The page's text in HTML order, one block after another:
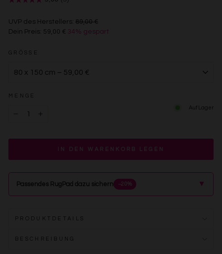
UVP des Herstellers: 89,00 €€89,00
Dein Preis: 59,00 € 34% gespart
GRÖSSE
MENGE
Auf Lager
IN DEN WARENKORB LEGEN
Passendes RugPad dazu sichern −20% ▲
PRODUKTDETAILS
BESCHREIBUNG